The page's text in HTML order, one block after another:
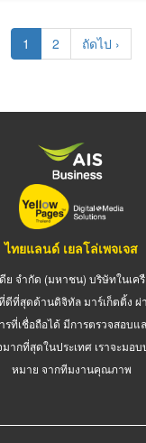
Current
page
1 Page
2
Next
page
ถัดไป ›
ไทยแลนด์ เยลโล่เพจเจส
ย จำกัด (มหาชน) บริษัทในเค
ที่สุดด้านดิจิทัล มาร์เก็ตติ้ง ผ่
รที่เชื่อถือได้ มีการตรวจสอบ
ากที่สุดในประเทศ เราจะมอ
หมาย จากทีมงานคุณภาพ